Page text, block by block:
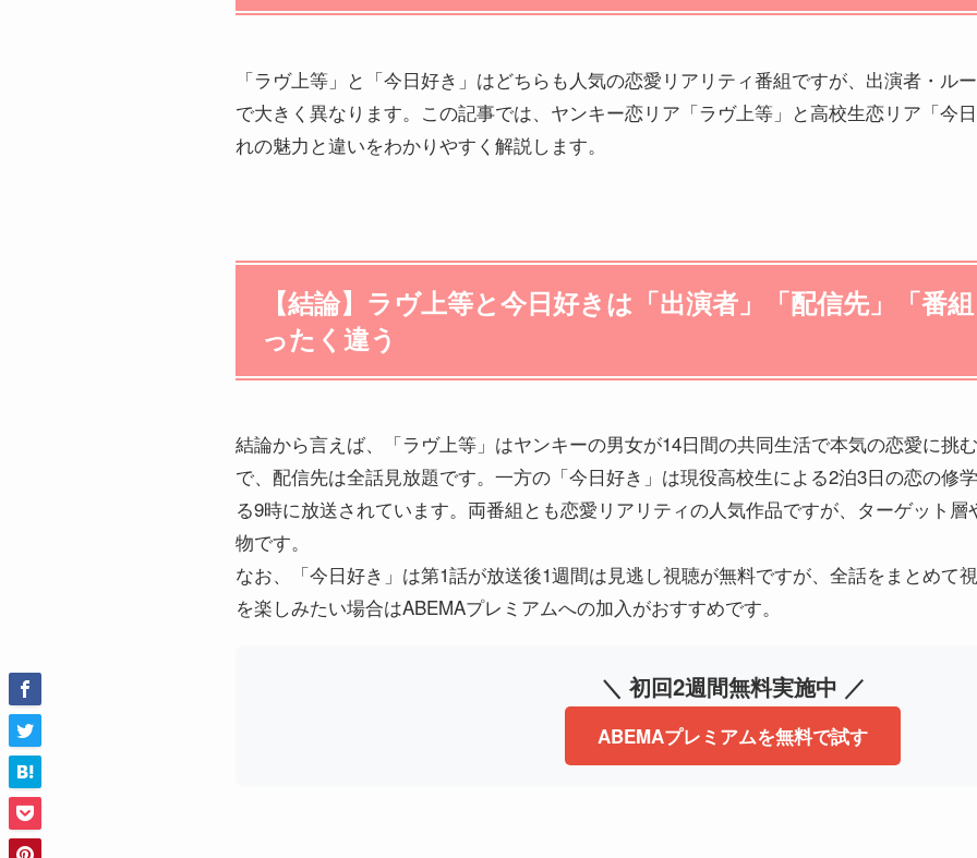
「ラヴ上等」と「今日好き」はどちらも人気の恋愛リアリティ番組ですが、出演者・ル
で大きく異なります。この記事では、ヤンキー恋リア「ラヴ上等」と高校生恋リア「今
れの魅力と違いをわかりやすく解説します。
【結論】ラヴ上等と今日好きは「出演者」「配信先」「番
ったく違う
結論から言えば、「ラヴ上等」はヤンキーの男女が14日間の共同生活で本気の恋愛に挑
で、配信先は全話見放題です。一方の「今日好き」は現役高校生による2泊3日の恋の修
る9時に放送されています。両番組とも恋愛リアリティの人気作品ですが、ターゲット
物です。
なお、「今日好き」は第1話が放送後1週間は見逃し視聴が無料ですが、全話をまとめて
を楽しみたい場合はABEMAプレミアムへの加入がおすすめです。
＼ 初回2週間無料実施中 ／
ABEMAプレミアムを無料で試す